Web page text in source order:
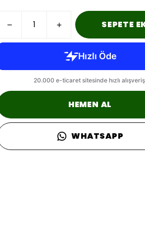
SEPETE
HEMEN AL
WHATSAPP